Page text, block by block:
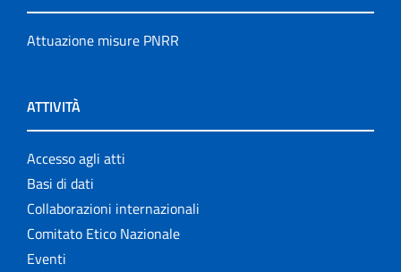
Attuazione misure PNRR
ATTIVITÀ
Accesso agli atti
Basi di dati
Collaborazioni internazionali
Comitato Etico Nazionale
Eventi